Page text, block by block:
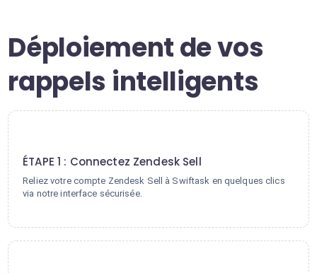
Déploiement de vos
rappels intelligents
ÉTAPE 1 : Connectez Zendesk Sell
Reliez votre compte Zendesk Sell à Swiftask en quelques clics
via notre interface sécurisée.